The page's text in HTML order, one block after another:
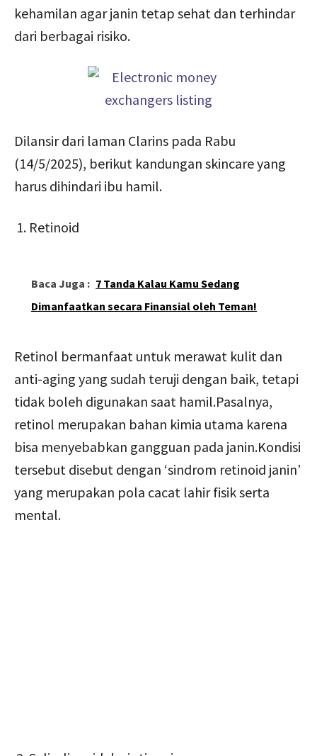
kehamilan agar janin tetap sehat dan terhindar
dari berbagai risiko.
Dilansir dari laman Clarins pada Rabu
(14/5/2025), berikut kandungan skincare yang
harus dihindari ibu hamil.
Retinoid
Baca Juga : 7 Tanda Kalau Kamu Sedang
Dimanfaatkan secara Finansial oleh Teman!
Retinol bermanfaat untuk merawat kulit dan
anti-aging yang sudah teruji dengan baik, tetapi
tidak boleh digunakan saat hamil.Pasalnya,
retinol merupakan bahan kimia utama karena
bisa menyebabkan gangguan pada janin.Kondisi
tersebut disebut dengan ‘sindrom retinoid janin’
yang merupakan pola cacat lahir fisik serta
mental.